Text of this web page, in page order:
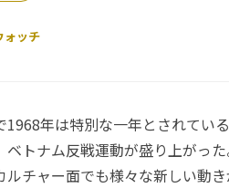
ォッチ
年は特別な一年とされてい
ベトナム反戦運動が盛り上がっ
ルチャー面でも様々な新しい動